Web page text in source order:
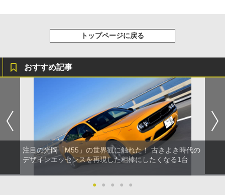
トップページに戻る
おすすめ記事
注目の光岡「M55」の世界観に触れた！ 古きよき時代の
デザインエッセンスを再現した相棒にしたくなる1台
● ● ● ● ●